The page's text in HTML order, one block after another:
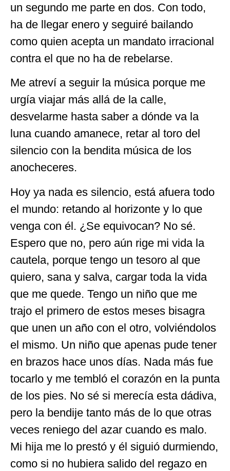
un segundo me parte en dos. Con todo,
ha de llegar enero y seguiré bailando
como quien acepta un mandato irracional
contra el que no ha de rebelarse.
Me atreví a seguir la música porque me
urgía viajar más allá de la calle,
desvelarme hasta saber a dónde va la
luna cuando amanece, retar al toro del
silencio con la bendita música de los
anocheceres.
Hoy ya nada es silencio, está afuera todo
el mundo: retando al horizonte y lo que
venga con él. ¿Se equivocan? No sé.
Espero que no, pero aún rige mi vida la
cautela, porque tengo un tesoro al que
quiero, sana y salva, cargar toda la vida
que me quede. Tengo un niño que me
trajo el primero de estos meses bisagra
que unen un año con el otro, volviéndolos
el mismo. Un niño que apenas pude tener
en brazos hace unos días. Nada más fue
tocarlo y me tembló el corazón en la punta
de los pies. No sé si merecía esta dádiva,
pero la bendije tanto más de lo que otras
veces reniego del azar cuando es malo.
Mi hija me lo prestó y él siguió durmiendo,
como si no hubiera salido del regazo en